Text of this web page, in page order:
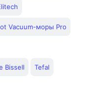
Vacuum-моры Pro
Bissell Tefal